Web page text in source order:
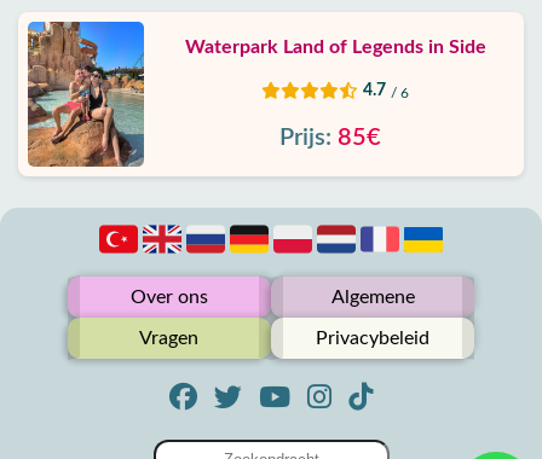
Waterpark Land of Legends in Side
4.7 / 6
Prijs: 85€
Over ons Algemene
Vragen Privacybeleid